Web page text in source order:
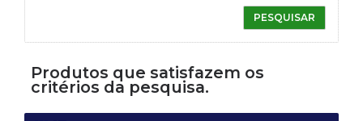
Produtos que satisfazem os
critérios da pesquisa.